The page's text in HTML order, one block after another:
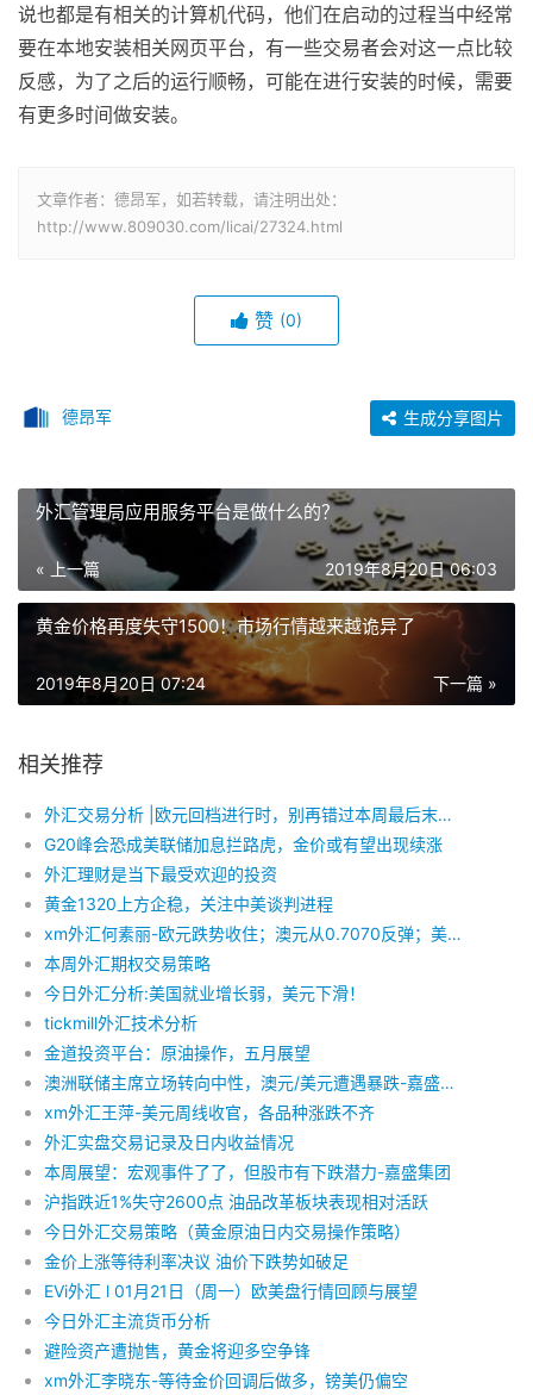
说也都是有相关的计算机代码，他们在启动的过程当中经常
要在本地安装相关网页平台，有一些交易者会对这一点比较
反感，为了之后的运行顺畅，可能在进行安装的时候，需要
有更多时间做安装。
文章作者：德昂军，如若转载，请注明出处：
http://www.809030.com/licai/27324.html
赞 (0)
德昂军 生成分享图片
外汇管理局应用服务平台是做什么的？
« 上一篇 2019年8月20日 06:03
黄金价格再度失守1500！市场行情越来越诡异了
下一篇 »
2019年8月20日 07:24
相关推荐
外汇交易分析 |欧元回档进行时，别再错过本周最后末班车！
G20峰会恐成美联储加息拦路虎，金价或有望出现续涨
外汇理财是当下最受欢迎的投资
黄金1320上方企稳，关注中美谈判进程
xm外汇何素丽-欧元跌势收住；澳元从0.7070反弹；美加回落；欧加空头减缓
本周外汇期权交易策略
今日外汇分析:美国就业增长弱，美元下滑！
tickmill外汇技术分析
金道投资平台：原油操作，五月展望
澳洲联储主席立场转向中性，澳元/美元遭遇暴跌-嘉盛集团
xm外汇王萍-美元周线收官，各品种涨跌不齐
外汇实盘交易记录及日内收益情况
本周展望：宏观事件了了，但股市有下跌潜力-嘉盛集团
沪指跌近1%失守2600点 油品改革板块表现相对活跃
今日外汇交易策略（黄金原油日内交易操作策略）
金价上涨等待利率决议 油价下跌势如破足
EVi外汇 l 01月21日（周一）欧美盘行情回顾与展望
今日外汇主流货币分析
避险资产遭抛售，黄金将迎多空争锋
xm外汇李晓东-等待金价回调后做多，镑美仍偏空